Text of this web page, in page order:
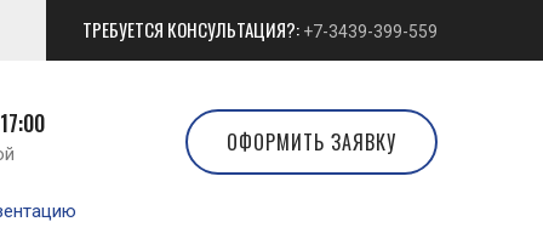
ТРЕБУЕТСЯ КОНСУЛЬТАЦИЯ?: +7-3439-399-559
ОФОРМИТЬ ЗАЯВКУ